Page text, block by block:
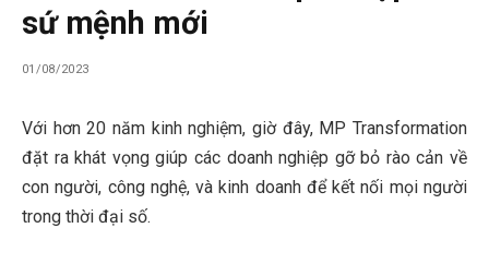
sứ mệnh mới
01/08/2023
Với hơn 20 năm kinh nghiệm, giờ đây, MP Transformation
đặt ra khát vọng giúp các doanh nghiệp gỡ bỏ rào cản về
con người, công nghệ, và kinh doanh để kết nối mọi người
trong thời đại số.